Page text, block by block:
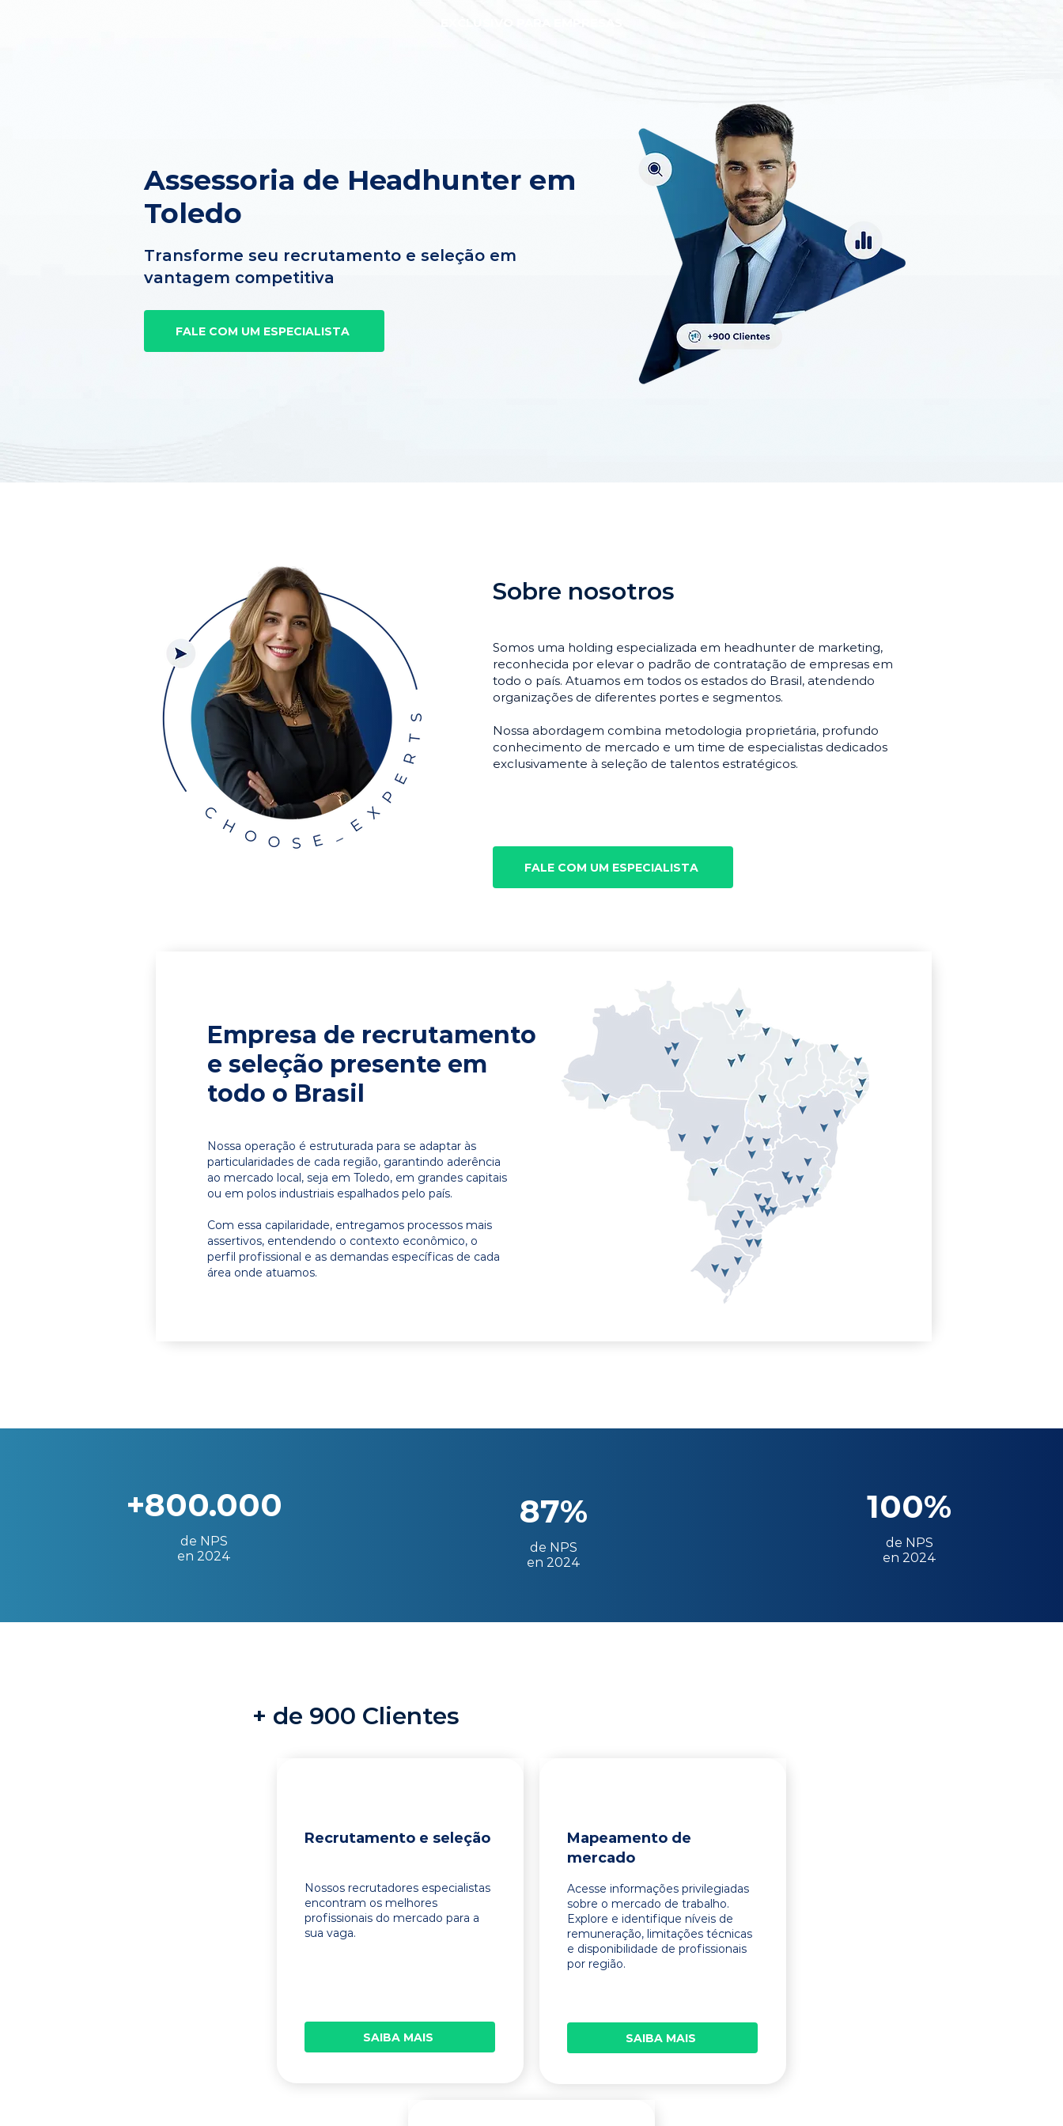
Assessoria de Headhunter em
Toledo
Transforme seu recrutamento e seleção em
vantagem competitiva
FALE COM UM ESPECIALISTA
Sobre nosotros
Somos uma holding especializada em headhunter de marketing,
reconhecida por elevar o padrão de contratação de empresas em
todo o país. Atuamos em todos os estados do Brasil, atendendo
organizações de diferentes portes e segmentos.
Nossa abordagem combina metodologia proprietária, profundo
conhecimento de mercado e um time de especialistas dedicados
exclusivamente à seleção de talentos estratégicos.
FALE COM UM ESPECIALISTA
Empresa de recrutamento
e seleção presente em
todo o Brasil
Nossa operação é estruturada para se adaptar às
particularidades de cada região, garantindo aderência
ao mercado local, seja em Toledo, em grandes capitais
ou em polos industriais espalhados pelo país.
Com essa capilaridade, entregamos processos mais
assertivos, entendendo o contexto econômico, o
perfil profissional e as demandas específicas de cada
área onde atuamos.
+800.000
de NPS
en 2024
87%
de NPS
en 2024
100%
de NPS
en 2024
+ de 900 Clientes
Recrutamento e seleção
Nossos recrutadores especialistas
encontram os melhores
profissionais do mercado para a
sua vaga.
SAIBA MAIS
Mapeamento de
mercado
Acesse informações privilegiadas
sobre o mercado de trabalho.
Explore e identifique níveis de
remuneração, limitações técnicas
e disponibilidade de profissionais
por região.
SAIBA MAIS